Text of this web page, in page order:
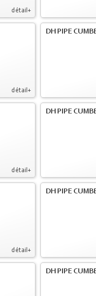
détail+
détail+
DH PIPE
détail+
DH PIPE
détail+
DH PIPE
DH PIPE